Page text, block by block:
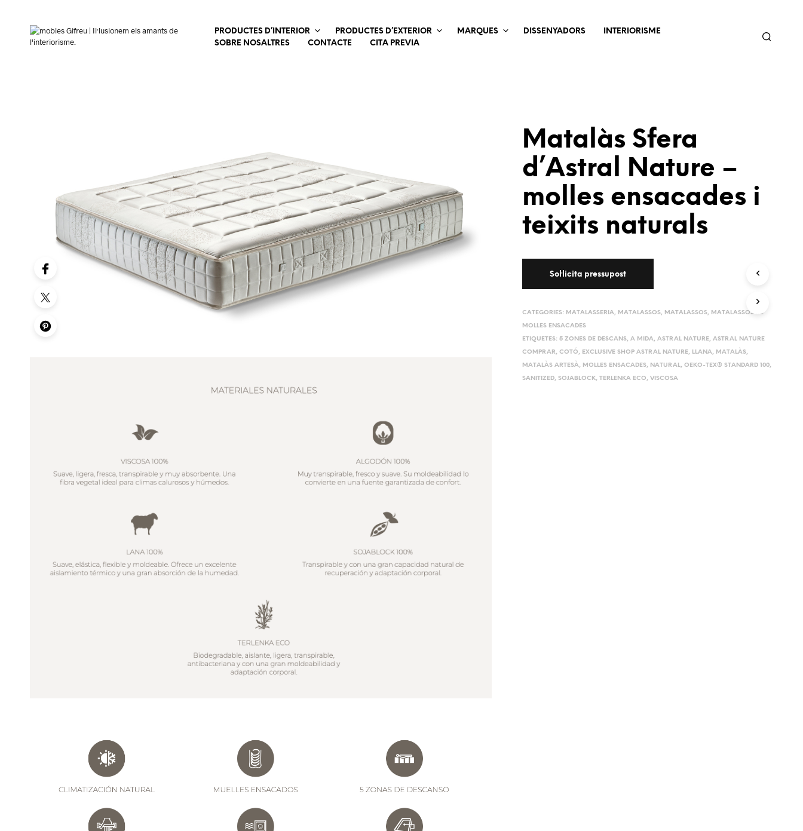
PRODUCTES D’INTERIOR PRODUCTES D’EXTERIOR MARQUES DISSENYADORS
INTERIORISME
SOBRE NOSALTRES
CONTACTE CITA PREVIA
Matalàs Sfera
d’Astral Nature –
molles ensacades i
teixits naturals
CATEGORIES: MATALASSERIA, MATALASSOS, MATALASSOS, MATALASSOS DE
MOLLES ENSACADES
ETIQUETES: 5 ZONES DE DESCANS, A MIDA, ASTRAL NATURE, ASTRAL NATURE
COMPRAR, COTÓ, EXCLUSIVE SHOP ASTRAL NATURE, LLANA, MATALÀS,
MATALÀS ARTESÀ, MOLLES ENSACADES, NATURAL, OEKO-TEX® STANDARD 100,
SANITIZED, SOJABLOCK, TERLENKA ECO, VISCOSA